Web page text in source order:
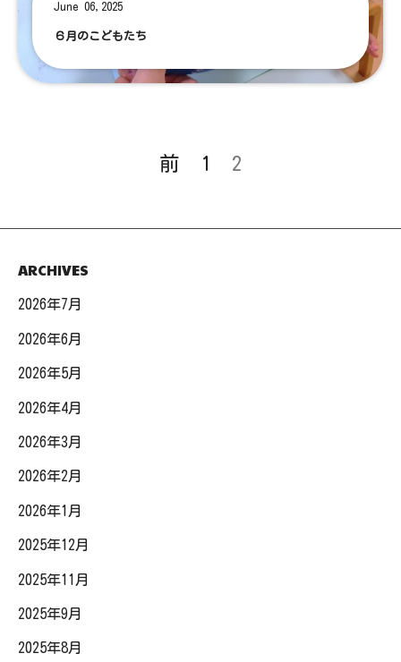
June 06,2025
６月のこどもたち
前 1 2
ARCHIVES
2026年7月
2026年6月
2026年5月
2026年4月
2026年3月
2026年2月
2026年1月
2025年12月
2025年11月
2025年9月
2025年8月